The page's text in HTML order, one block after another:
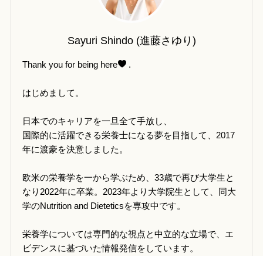
Sayuri Shindo (進藤さゆり)
Thank you for being here .
はじめまして。
日本でのキャリアを一旦全て手放し、
国際的に活躍できる栄養士になる夢を目指して、2017
年に渡豪を決意しました。
欧米の栄養学を一から学ぶため、33歳で再び大学生と
なり2022年に卒業。2023年より大学院生として、同大
学のNutrition and Dieteticsを専攻中です。
栄養学については専門的な視点と中立的な立場で、エ
ビデンスに基づいた情報発信をしています。